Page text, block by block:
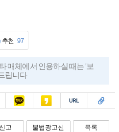
추천 97
매체에서 인용하실 때는 '보
립니다
카톡 카스 복사 스크랩
고
불법광고신
목록